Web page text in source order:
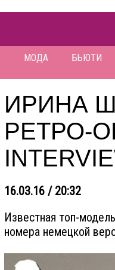
МОДА БЬЮТИ
ИРИНА
РЕТРО-
16.03.16 / 20:32
Известная топ-
номера немецкой